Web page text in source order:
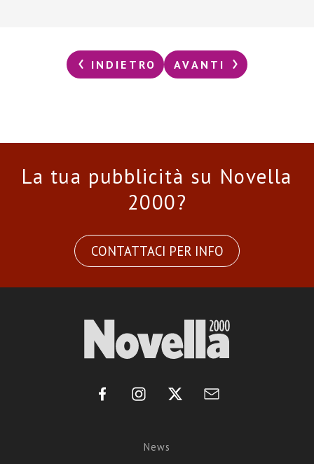
INDIETRO AVANTI
La tua pubblicità su Novella
2000?
CONTATTACI PER INFO
News